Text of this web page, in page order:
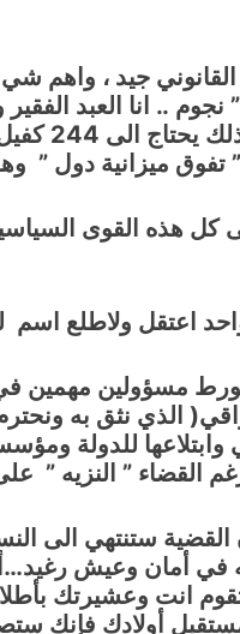
القانوني جيد ، واهم
صك
ميزانية دول ”
هذه القوى
اعتقل ولاطلع اسم
مسؤولين مهمين
الذي نثق به
للدولة
القضاء ” النزيه ”
ستنتهي الى
أمان وعيش
انت وعشيرتك
أولادك فإنك